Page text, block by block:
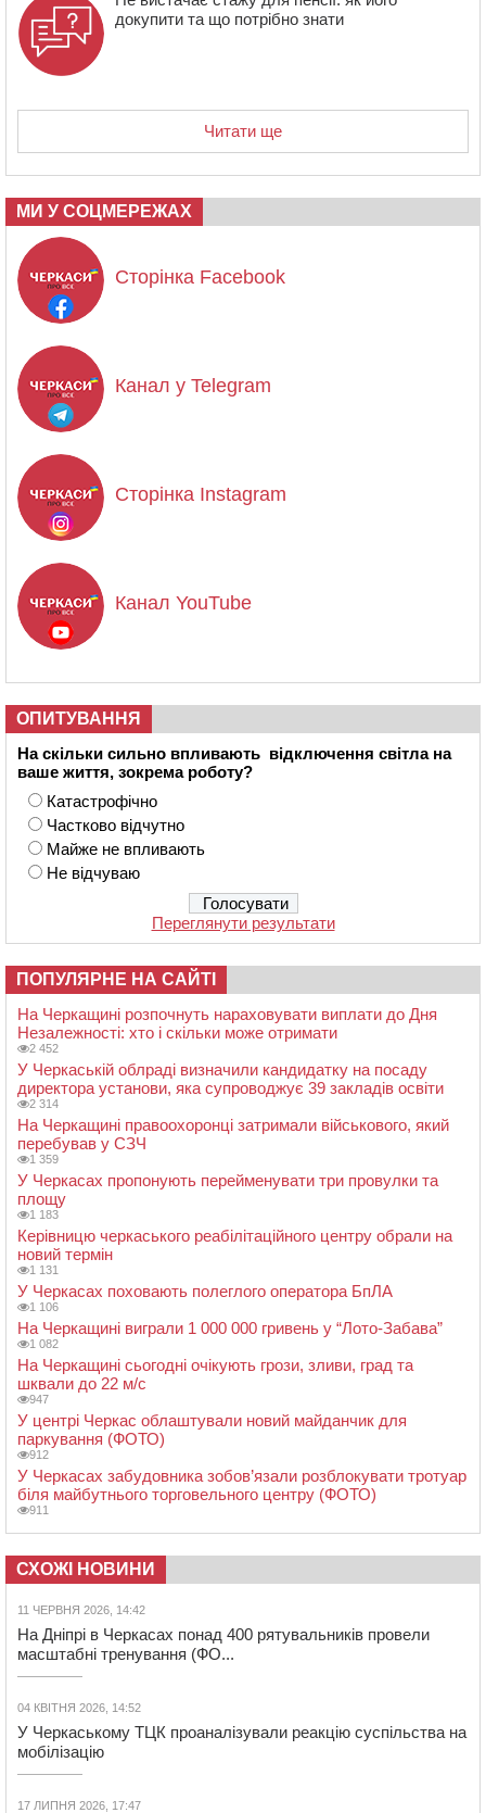
докупити та що потрібно знати
Читати ще
МИ У СОЦМЕРЕЖАХ
Сторінка Facebook
Канал у Telegram
Сторінка Instagram
Канал YouTube
ОПИТУВАННЯ
На скільки сильно впливають відключення світла на
ваше життя, зокрема роботу?
Катастрофічно
Частково відчутно
Майже не впливають
Не відчуваю
Переглянути результати
ПОПУЛЯРНЕ НА САЙТІ
На Черкащині розпочнуть нараховувати виплати до Дня
Незалежності: хто і скільки може отримати
2 452
У Черкаській облраді визначили кандидатку на посаду
директора установи, яка супроводжує 39 закладів освіти
2 314
На Черкащині правоохоронці затримали військового, який
перебував у СЗЧ
1 359
У Черкасах пропонують перейменувати три провулки та
площу
1 183
Керівницю черкаського реабілітаційного центру обрали на
новий термін
1 131
У Черкасах поховають полеглого оператора БпЛА
1 106
На Черкащині виграли 1 000 000 гривень у “Лото-Забава”
1 082
На Черкащині сьогодні очікують грози, зливи, град та
шквали до 22 м/с
947
У центрі Черкас облаштували новий майданчик для
паркування (ФОТО)
912
У Черкасах забудовника зобов’язали розблокувати тротуар
біля майбутнього торговельного центру (ФОТО)
911
СХОЖІ НОВИНИ
11 ЧЕРВНЯ 2026, 14:42
На Дніпрі в Черкасах понад 400 рятувальників провели
масштабні тренування (ФО...
04 КВІТНЯ 2026, 14:52
У Черкаському ТЦК проаналізували реакцію суспільства на
мобілізацію
17 ЛИПНЯ 2026, 17:47